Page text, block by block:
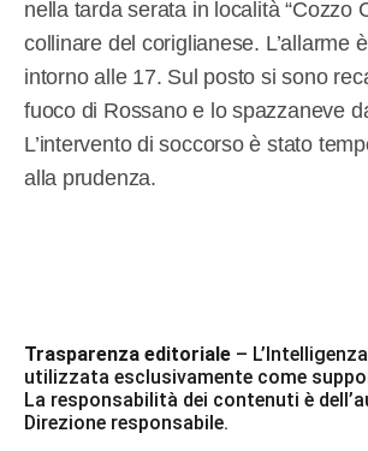
nella tarda serata in località “Cozzo
collinare del coriglianese. L’allarme
intorno alle 17. Sul posto si sono
fuoco di Rossano e lo spazzaneve
L’intervento di soccorso è stato
alla prudenza.
Trasparenza editoriale –
utilizzata esclusivamente come
La responsabilità dei contenuti è
Direzione responsabile.